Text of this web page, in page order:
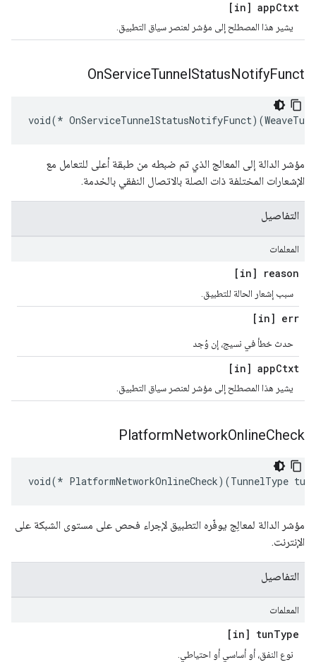
[in] appCtxt
يشير هذا المصطلح إلى مؤشر لعنصر سياق التطبيق.
OnServiceTunnelStatusNotifyFunct
void(*
مؤشر الدالة إلى المعالج الذي تم ضبطه من طبقة أعلى للتعامل مع
الإشعارات المختلفة ذات الصلة بالاتصال النفقي بالخدمة.
التفاصيل
المعلمات
[in] reason
سبب إشعار الحالة للتطبيق.
[in] err
حدث خطأ في نسيج، إن وُجد
[in] appCtxt
يشير هذا المصطلح إلى مؤشر لعنصر سياق التطبيق.
PlatformNetworkOnlineCheck
void(* PlatformNetworkOnlineCheck)(TunnelType
مؤشر الدالة لمعالِج يوفّره التطبيق لإجراء فحص على مستوى الشبكة على
الإنترنت.
التفاصيل
المعلمات
[in] tunType
نوع النفق، أو أساسي أو احتياطي.